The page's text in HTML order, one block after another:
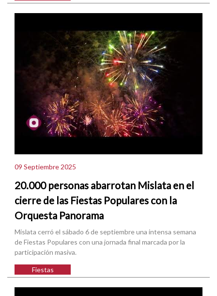
09 Septiembre 2025
20.000 personas abarrotan Mislata en el
cierre de las Fiestas Populares con la
Orquesta Panorama
Mislata cerró el sábado 6 de septiembre una intensa semana
de Fiestas Populares con una jornada final marcada por la
participación masiva.
Fiestas